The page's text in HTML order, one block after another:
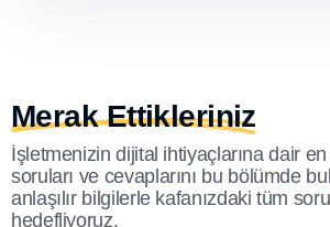
Merak Ettikleriniz
İşletmenizin dijital ihtiyaçlarına dair
soruları ve cevaplarını bu bölümde
anlaşılır bilgilerle kafanızdaki tüm
hedefliyoruz.